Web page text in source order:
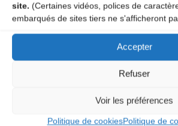
site. (Certaines vidéos, polices de
embarqués de sites tiers ne s'afficheront
Accepter
Refuser
Voir les préférences
Politique de cookiesPolitique de
Save my name, email, and site URL in
Ce site utilise Akismet pour réduire les
commentaires sont traitées